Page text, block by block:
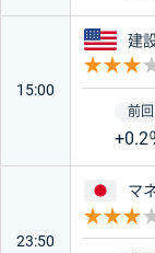
15:00
ア
建
+0.2
23:50
日
マ